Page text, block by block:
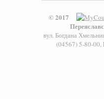
© 2017
вул. Богдана
(04567) 5-80-00,